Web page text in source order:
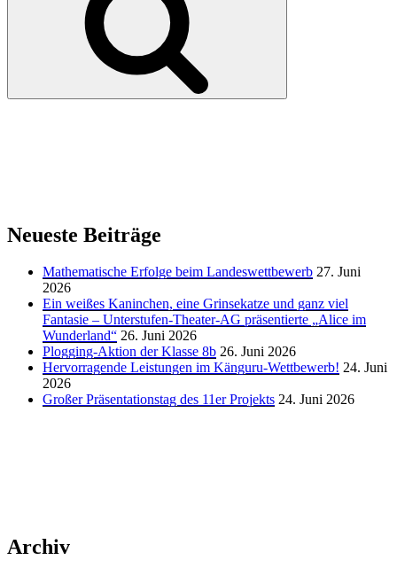
Neueste Beiträge
Mathematische Erfolge beim Landeswettbewerb 27. Juni
2026
Ein weißes Kaninchen, eine Grinsekatze und ganz viel
Fantasie – Unterstufen-Theater-AG präsentierte „Alice im
Wunderland“ 26. Juni 2026
Plogging-Aktion der Klasse 8b 26. Juni 2026
Hervorragende Leistungen im Känguru-Wettbewerb! 24. Juni
2026
Großer Präsentationstag des 11er Projekts 24. Juni 2026
Archiv